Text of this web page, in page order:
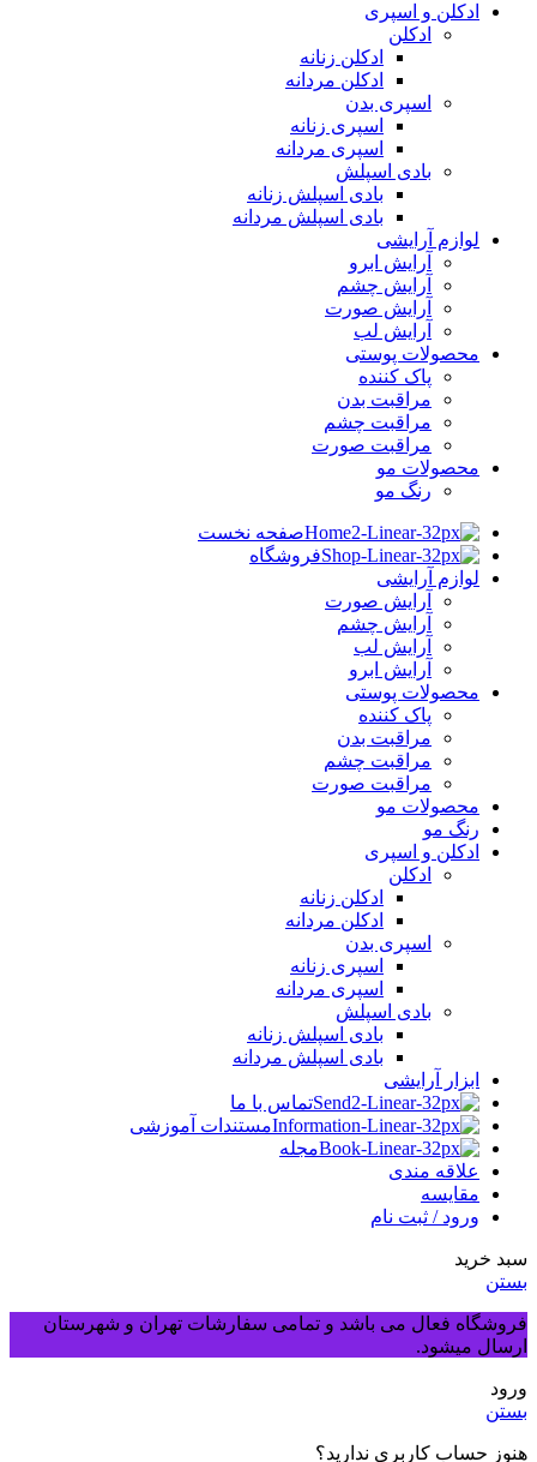
ادکلن و اسپری
ادکلن
ادکلن زنانه
ادکلن مردانه
اسپری بدن
اسپری زنانه
اسپری مردانه
بادی اسپلش
بادی اسپلش زنانه
بادی اسپلش مردانه
لوازم آرایشی
آرایش ابرو
آرایش چشم
آرایش صورت
آرایش لب
محصولات پوستی
پاک کننده
مراقبت بدن
مراقبت چشم
مراقبت صورت
محصولات مو
رنگ مو
صفحه نخست
فروشگاه
لوازم آرایشی
آرایش صورت
آرایش چشم
آرایش لب
آرایش ابرو
محصولات پوستی
پاک کننده
مراقبت بدن
مراقبت چشم
مراقبت صورت
محصولات مو
رنگ مو
ادکلن و اسپری
ادکلن
ادکلن زنانه
ادکلن مردانه
اسپری بدن
اسپری زنانه
اسپری مردانه
بادی اسپلش
بادی اسپلش زنانه
بادی اسپلش مردانه
ابزار آرایشی
تماس با ما
مستندات آموزشی
مجله
علاقه مندی
مقایسه
ورود / ثبت نام
سبد خرید
بستن
فروشگاه فعال می باشد و تمامی سفارشات تهران و شهرستان
ارسال میشود.
ورود
بستن
هنوز حساب کاربری ندارید؟